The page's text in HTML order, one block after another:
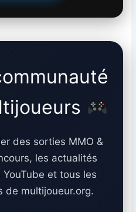
des sorties MMO &
les actualités
et tous les
de multijoueur.org.